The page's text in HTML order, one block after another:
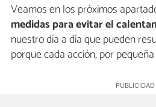
Veamos en los próximos
medidas para evitar el
nuestro día a día que pueden
porque cada acción, por